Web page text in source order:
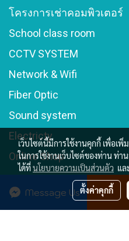
Message Us
โครงการเช่าคอมพิวเตอร์
School class room
CCTV SYSTEM
Network & Wifi
Fiber Optic
Sound system
Electricty
Online Shop
© Copyright 2016 (168) Infinity
เว็บไซต์นี้มีการใช้งานคุกกี้ เพื่อ
ในการใช้งานเว็บไซต์ของท่าน ท่า
ได้ที่นโยบายความเป็นส่วนตัว แล
ตั้งค่าคุกกี้